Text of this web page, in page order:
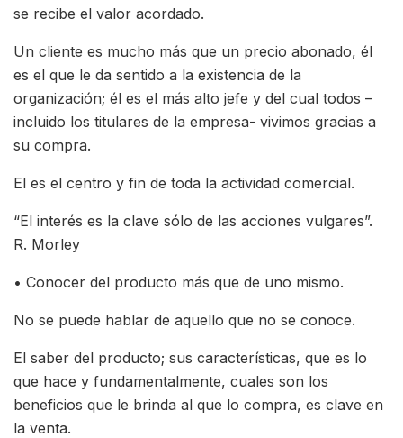
se recibe el valor acordado.
Un cliente es mucho más que un precio abonado, él
es el que le da sentido a la existencia de la
organización; él es el más alto jefe y del cual todos –
incluido los titulares de la empresa- vivimos gracias a
su compra.
El es el centro y fin de toda la actividad comercial.
“El interés es la clave sólo de las acciones vulgares”.
R. Morley
• Conocer del producto más que de uno mismo.
No se puede hablar de aquello que no se conoce.
El saber del producto; sus características, que es lo
que hace y fundamentalmente, cuales son los
beneficios que le brinda al que lo compra, es clave en
la venta.